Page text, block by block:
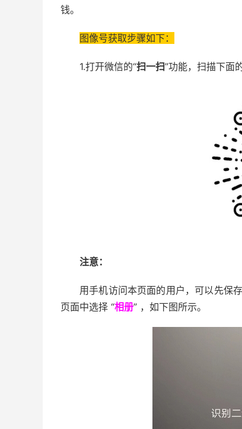
钱。
图像号获取步骤如下：
1.打开微信的“扫一扫”功能，扫描下面
注意：
用手机访问本页面的用户，可以先保
页面中选择 “相册” ，如下图所示。